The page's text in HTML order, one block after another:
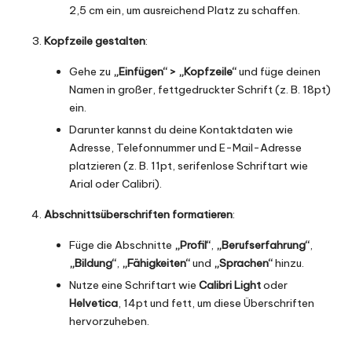
2,5 cm ein, um ausreichend Platz zu schaffen.
Kopfzeile gestalten:
Gehe zu „Einfügen“ > „Kopfzeile“und füge deinen
Namen in großer, fettgedruckter Schrift (z. B. 18pt)
ein.
Darunter kannst du deine Kontaktdaten wie
Adresse, Telefonnummer und E-Mail-Adresse
platzieren (z. B. 11pt, serifenlose Schriftart wie
Arial oder Calibri).
Abschnittsüberschriften formatieren:
Füge die Abschnitte „Profil“, „Berufserfahrung“,
„Bildung“, „Fähigkeiten“und „Sprachen“hinzu.
Nutze eine Schriftart wie Calibri Lightoder
Helvetica, 14pt und fett, um diese Überschriften
hervorzuheben.